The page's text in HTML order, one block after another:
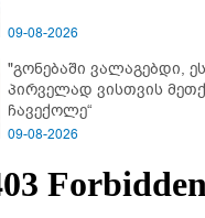
09-08-2026
"გონებაში ვალაგებდი,
პირველად ვისთვის
ჩავექოლე“
09-08-2026